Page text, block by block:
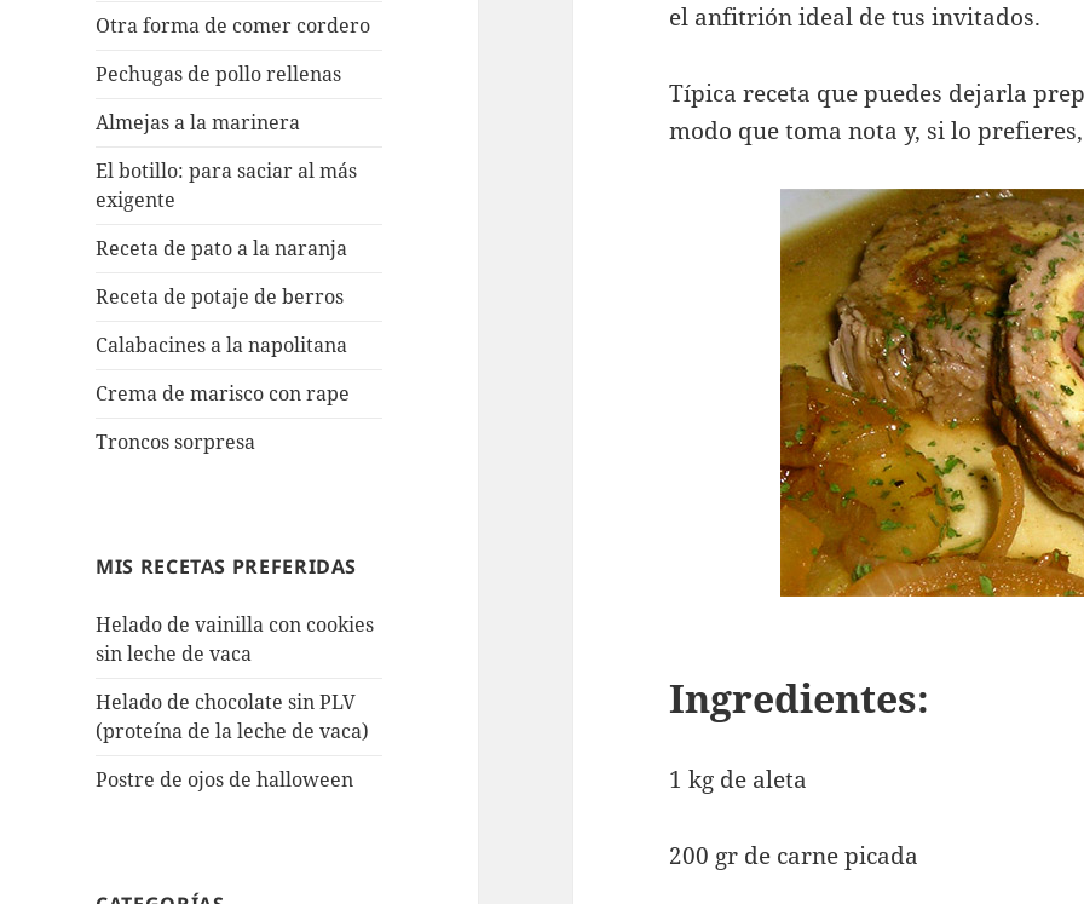
Otra forma de comer cordero
Pechugas de pollo rellenas
Almejas a la marinera
El botillo: para saciar al más
exigente
Receta de pato a la naranja
Receta de potaje de berros
Calabacines a la napolitana
Crema de marisco con rape
Troncos sorpresa
MIS RECETAS PREFERIDAS
Helado de vainilla con cookies
sin leche de vaca
Helado de chocolate sin PLV
(proteína de la leche de vaca)
Postre de ojos de halloween
el anfitrión ideal de tus invitados.
Típica receta que puedes dejarla
modo que toma nota y, si lo
Ingredientes:
1 kg de aleta
200 gr de carne picada